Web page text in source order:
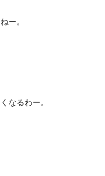
ー。
なるわー。